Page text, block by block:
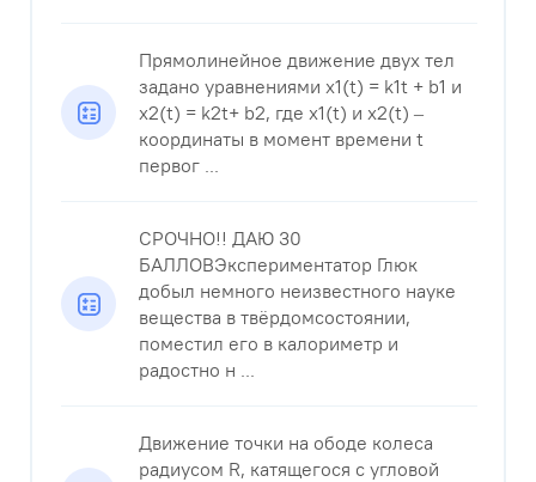
Прямолинейное движение двух тел
задано уравнениями x1(t) = k1t + b1 и
x2(t) = k2t+ b2, где x1(t) и x2(t) –
координаты в момент времени t
первог ...
СРОЧНО!! ДАЮ 30
БАЛЛОВЭкспериментатор Глюк
добыл немного неизвестного науке
вещества в твёрдомсостоянии,
поместил его в калориметр и
радостно н ...
Движение точки на ободе колеса
радиусом R, катящегося с угловой